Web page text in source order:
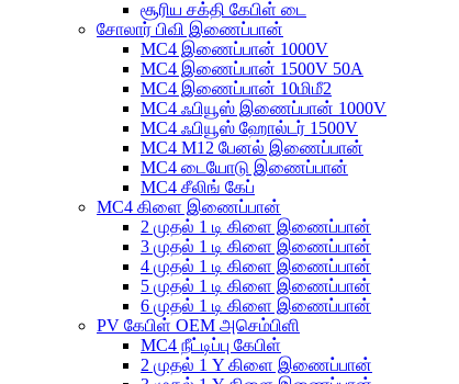
சூரிய சக்தி கேபிள் டை
சோலார் பிவி இணைப்பான்
MC4 இணைப்பான் 1000V
MC4 இணைப்பான் 1500V 50A
MC4 இணைப்பான் 10மிமீ2
MC4 ஃபியூஸ் இணைப்பான் 1000V
MC4 ஃபியூஸ் ஹோல்டர் 1500V
MC4 M12 பேனல் இணைப்பான்
MC4 டையோடு இணைப்பான்
MC4 சீலிங் கேப்
MC4 கிளை இணைப்பான்
2 முதல் 1 டி கிளை இணைப்பான்
3 முதல் 1 டி கிளை இணைப்பான்
4 முதல் 1 டி கிளை இணைப்பான்
5 முதல் 1 டி கிளை இணைப்பான்
6 முதல் 1 டி கிளை இணைப்பான்
PV கேபிள் OEM அசெம்பிளி
MC4 நீட்டிப்பு கேபிள்
2 முதல் 1 Y கிளை இணைப்பான்